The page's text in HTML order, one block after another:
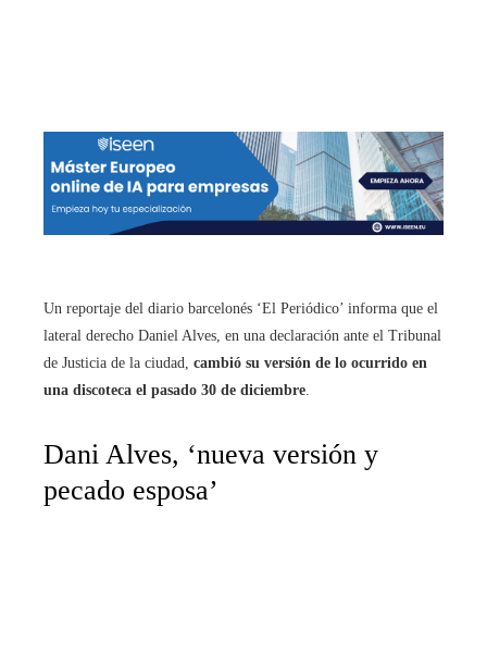
Un reportaje del diario barcelonés ‘El Periódico’ informa que el
lateral derecho Daniel Alves, en una declaración ante el Tribunal
de Justicia de la ciudad, cambió su versión de lo ocurrido en
una discoteca el pasado 30 de diciembre
Dani Alves, ‘nueva versión y
pecado esposa’